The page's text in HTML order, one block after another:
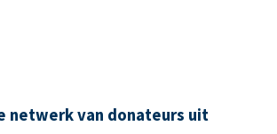
netwerk van donateurs uit